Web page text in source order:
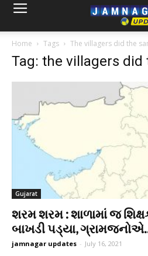
Home Tags The villagers did the
Tag: the villagers did
Gujarat
શરમ શરમ : શાળામાં જ
બાખડી પડ્યા,
jamnagar updates - July 16, 2021